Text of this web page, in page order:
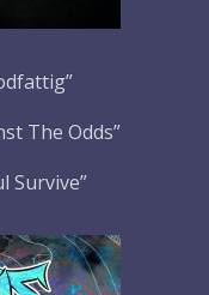
The Odds”
Survive”